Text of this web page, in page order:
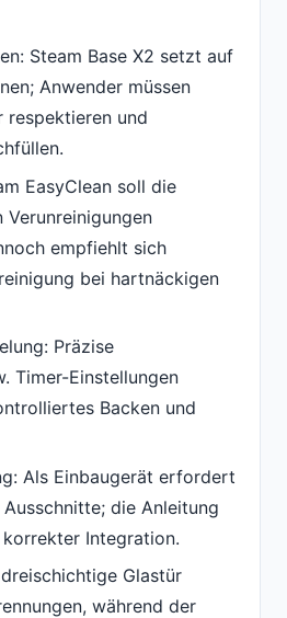
Steam Base X2 setzt auf
Anwender müssen
respektieren und
EasyClean soll die
Verunreinigungen
empfiehlt sich
bei hartnäckigen
Präzise
Timer-Einstellungen
Backen und
Als Einbaugerät erfordert
die Anleitung
Integration.
Glastür
während der